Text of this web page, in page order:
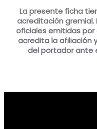
La presente ficha
acreditación
oficiales emitidas
acredita la afiliación
del portador ante